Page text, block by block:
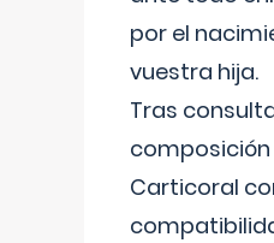
por el
vuestra hija.
Tras
Carticoral